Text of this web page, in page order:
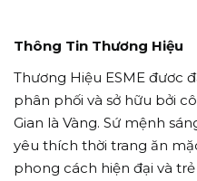
Thông Tin Thương Hiệu
Thương Hiệu ESME đươc
phân phối và sở hữu bởi
Gian là Vàng. Sứ mệnh
yêu thích thời trang ăn
phong cách hiện đại và